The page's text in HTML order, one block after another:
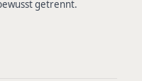
getrennt.